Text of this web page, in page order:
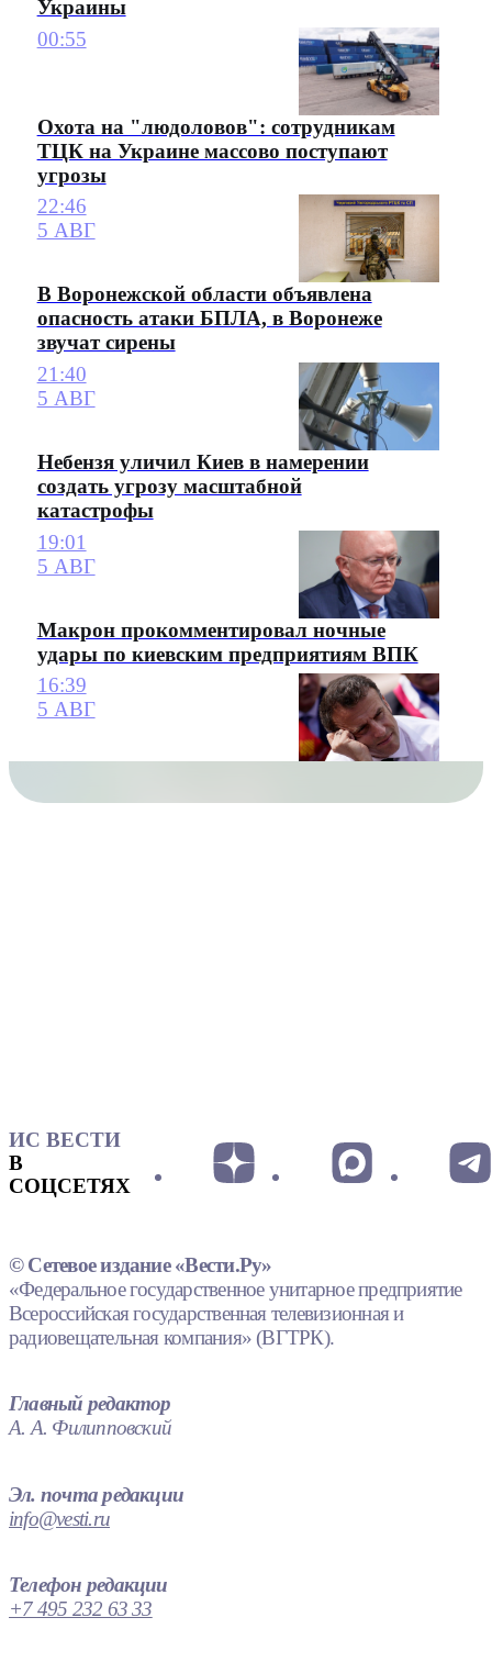
Украины
00:55
Охота на "людоловов": сотрудникам
ТЦК на Украине массово поступают
угрозы
22:46
5 АВГ
В Воронежской области объявлена
опасность атаки БПЛА, в Воронеже
звучат сирены
21:40
5 АВГ
Небензя уличил Киев в намерении
создать угрозу масштабной
катастрофы
19:01
5 АВГ
Макрон прокомментировал ночные
удары по киевским предприятиям ВПК
16:39
5 АВГ
ИС ВЕСТИ
В
СОЦСЕТЯХ
© Сетевое издание «Вести.Ру»
«Федеральное государственное унитарное предприятие
Всероссийская государственная телевизионная и
радиовещательная компания» (ВГТРК).
Главный редактор
А. А. Филипповский
Эл. почта редакции
info@vesti.ru
Телефон редакции
+7 495 232 63 33